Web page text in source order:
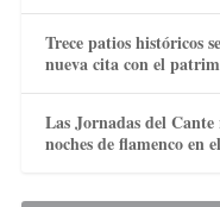
Trece patios históricos
nueva cita con el
Las Jornadas del
noches de flamenco en